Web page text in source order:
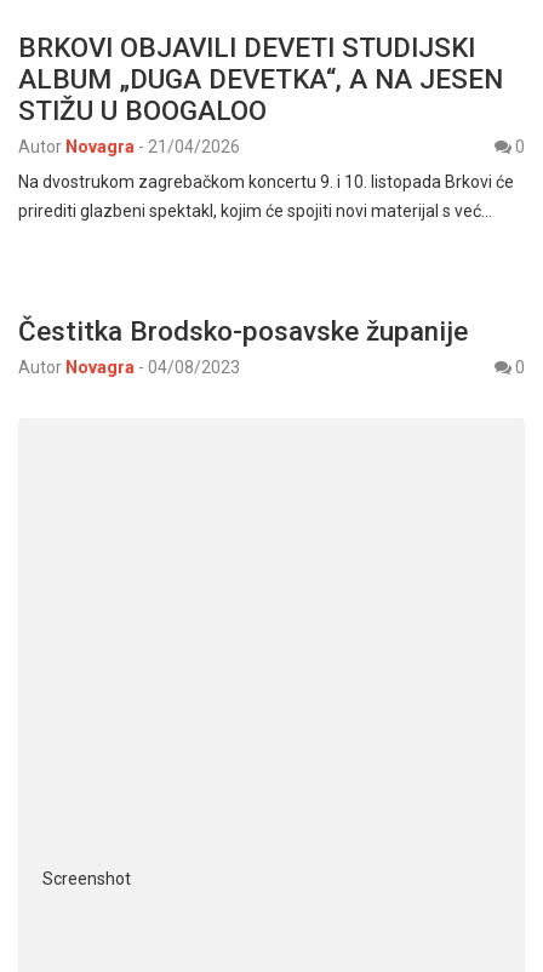
BRKOVI OBJAVILI DEVETI STUDIJSKI
ALBUM „DUGA DEVETKA“, A NA JESEN
STIŽU U BOOGALOO
Autor Novagra - 21/04/2026
0
Na dvostrukom zagrebačkom koncertu 9. i 10. listopada Brkovi će
prirediti glazbeni spektakl, kojim će spojiti novi materijal s već…
Čestitka Brodsko-posavske županije
Autor Novagra - 04/08/2023 0
Screenshot